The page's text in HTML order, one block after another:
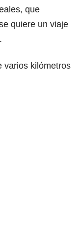
que
quiere un viaje
varios kilómetros